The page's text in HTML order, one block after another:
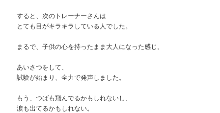
すると、次のトレーナーさんは
とても目がキラキラしている人でした。
まるで、子供の心を持ったまま大人になった感じ。
あいさつをして、
試験が始まり、全力で発声しました。
もう、つばも飛んでるかもしれないし、
涙も出てるかもしれない。